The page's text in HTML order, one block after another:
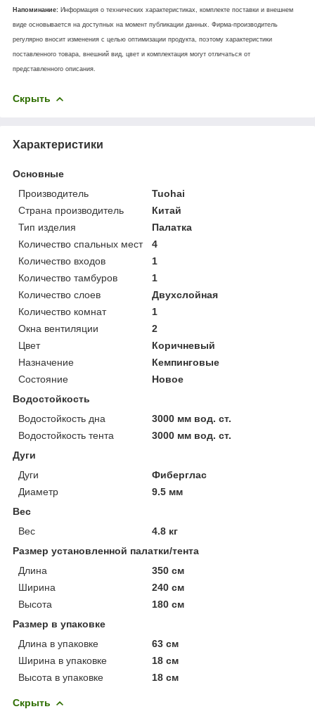
Напоминание: Информация о технических характеристиках, комплекте поставки и внешнем
виде основывается на доступных на момент публикации данных. Фирма-производитель
регулярно вносит изменения с целью оптимизации продукта, поэтому характеристики
поставленного товара, внешний вид, цвет и комплектация могут отличаться от
представленного описания.
Скрыть
Характеристики
Основные
Производитель
Tuohai
Страна производитель
Китай
Тип изделия
Палатка
Количество спальных мест
4
Количество входов
1
Количество тамбуров
1
Количество слоев
Двухслойная
Количество комнат
1
Окна вентиляции
2
Цвет
Коричневый
Назначение
Кемпинговые
Состояние
Новое
Водостойкость
Водостойкость дна
3000 мм вод. ст.
Водостойкость тента
3000 мм вод. ст.
Дуги
Дуги
Фиберглас
Диаметр
9.5 мм
Вес
Вес
4.8 кг
Размер установленной палатки/тента
Длина
350 см
Ширина
240 см
Высота
180 см
Размер в упаковке
Длина в упаковке
63 см
Ширина в упаковке
18 см
Высота в упаковке
18 см
Скрыть